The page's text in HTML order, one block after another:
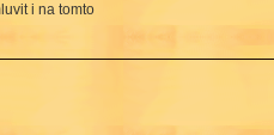
i na tomto